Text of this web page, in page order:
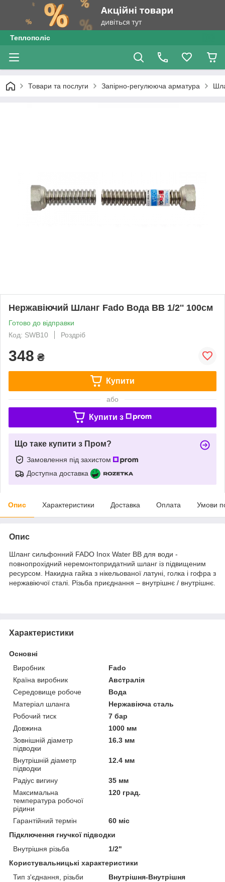
Теплополіс
Товари та послуги Запірно-регулююча арматура
Нержавіючий Шланг Fado Вода ВВ 1/2'' 100см
Готово до відправки
Код: SWB10
Роздріб
348 ₴
Купити
або
Купити з
Що таке купити з Пром?
Замовлення під захистом
Доступна доставка
Опис Характеристики Доставка Оплата Умови
Опис
Шланг сильфонний FADO Inox Water ВВ для води -
повнопрохідний неремонтопридатний шланг із підвищеним
ресурсом. Накидна гайка з нікельованої латуні, голка і гофра з
нержавіючої сталі. Різьба приєднання – внутрішнє / внутрішнє.
Характеристики
Основні
Виробник
Fado
Країна виробник
Австралія
Середовище робоче
Вода
Матеріал шланга
Нержавіюча сталь
Робочий тиск
7 бар
Довжина
1000 мм
Зовнішній діаметр
підводки
16.3 мм
Внутрішній діаметр
підводки
12.4 мм
Радіус вигину
35 мм
Максимальна
температура робочої
рідини
120 град.
Гарантійний термін
60 міс
Підключення гнучкої підводки
Внутрішня різьба
1/2"
Користувальницькі характеристики
Тип з'єднання, різьби
Внутрішня-Внутрішня